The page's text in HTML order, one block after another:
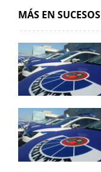
MÁS EN SUCESOS